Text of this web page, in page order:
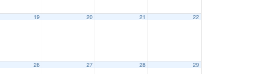
19 20 21 22
26 27 28 29